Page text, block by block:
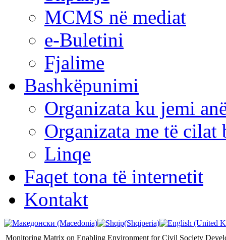
MCMS në mediat
e-Buletini
Fjalime
Bashkëpunimi
Organizata ku jemi
Organizata me të cilat
Linqe
Faqet tona të internetit
Kontakt
Monitoring Matrix on Enabling Environment for Civil Society